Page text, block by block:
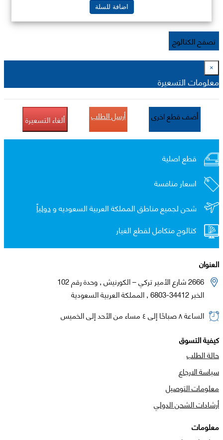
اضافة للسلة
تصفح الكتالوج
×
معلومات التسعيرة
أضف قطع اخرى أرسل الطلب ألغاء التسعيرة
قطع اصلية
اسعار منافسة
شحن لجميع مناطق المملكة العربية السعوديه ودولياً
كتالوج متكامل لقطع الغيار
العنوان
2666 شارع الأمير تركي – الكورنيش , وحدة رقم 102
الخبر 34412-6803 , المملكة العربية السعودية
الساعة ٨ صباحًا إلى ٤ مساء من الأحد إلى الخميس
كيفية التسوق
حالة الطلب
سياسة الارجاع
معلومات التوصيل
أرشادات الشحن الدولي
معلومات